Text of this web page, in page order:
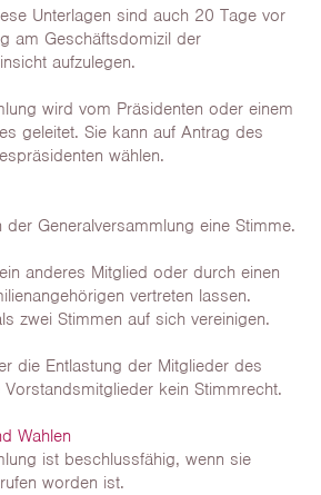
Unterlagen sind auch 20 Tage vor
am Geschäftsdomizil der
aufzulegen.
wird vom Präsidenten oder einem
geleitet. Sie kann auf Antrag des
wählen.
Generalversammlung eine Stimme.
anderes Mitglied oder durch einen
vertreten lassen.
zwei Stimmen auf sich vereinigen.
die Entlastung der Mitglieder des
kein Stimmrecht.
Wahlen
ist beschlussfähig, wenn sie
worden ist.